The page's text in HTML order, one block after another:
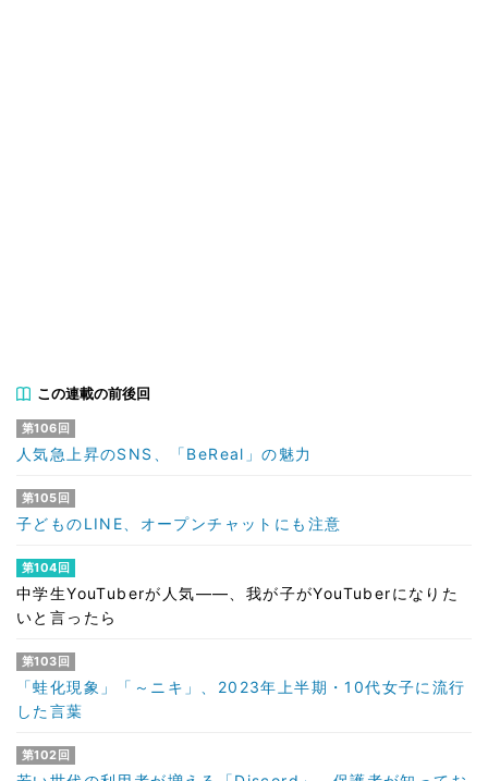
この連載の前後回
第106回
人気急上昇のSNS、「BeReal」の魅力
第105回
子どものLINE、オープンチャットにも注意
第104回
中学生YouTuberが人気――、我が子がYouTuberになりた
いと言ったら
第103回
「蛙化現象」「～ニキ」、2023年上半期・10代女子に流行
した言葉
第102回